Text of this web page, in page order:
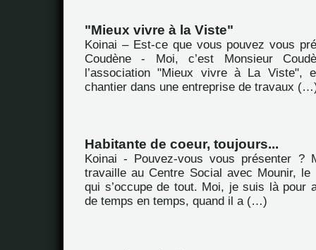
"Mieux vivre à la Viste"
Koinai – Est-ce que vous pouvez vous
Coudène - Moi, c’est Monsieur
l’association "Mieux vivre à La Viste",
chantier dans une entreprise de travaux
Habitante de coeur, toujours...
Koinai - Pouvez-vous vous présenter ?
travaille au Centre Social avec Mounir, le
qui s’occupe de tout. Moi, je suis là pour
de temps en temps, quand il a (…)